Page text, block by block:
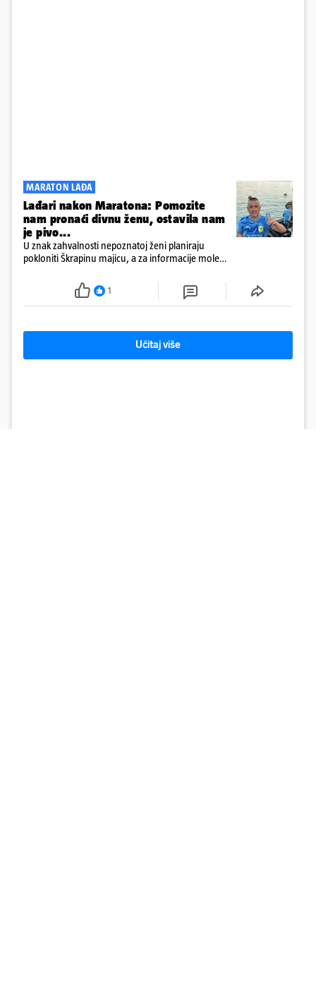
MARATON LAĐA
Lađari nakon Maratona: Pomozite
nam pronaći divnu ženu, ostavila nam
je pivo...
U znak zahvalnosti nepoznatoj ženi planiraju
pokloniti Škrapinu majicu, a za informacije mole
1
Učitaj više